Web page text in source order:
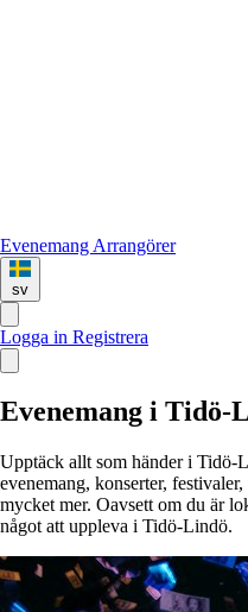
Evenemang Arrangörer
sv
Logga in Registrera
Evenemang i Tidö-
Upptäck allt som händer i Tidö-
evenemang, konserter,
mycket mer. Oavsett om du är
något att uppleva i Tidö-Lindö.